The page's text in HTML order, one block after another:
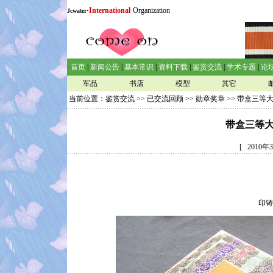
Jcwater·International·Organization
首页 新闻公告 基本常识 资料下载 鉴赏交流 学术专题
论
军品
书店 模型 其它
当前位置： 鉴赏交流 >> 已交流回顾 >> 勋章奖章 >> 带盒三等
带盒三等
[ 2010年
印